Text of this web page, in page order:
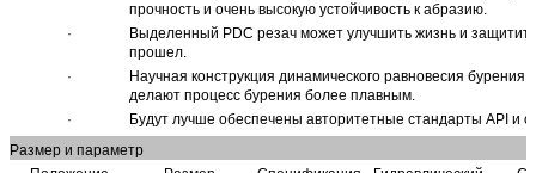
прочность и очень высокую устойчивость к абразию.
·
Выделенный PDC резач может улучшить жизнь и
прошел.
·
Научная конструкция динамического равновесия бурения
делают процесс бурения более плавным.
·
Будут лучше обеспечены авторитетные стандарты API и
Размер и параметр